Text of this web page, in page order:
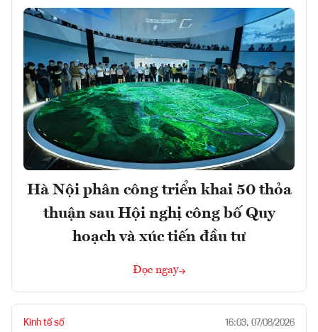
Hà Nội phân công triển khai 50 thỏa
thuận sau Hội nghị công bố Quy
hoạch và xúc tiến đầu tư
Đọc ngay
Kinh tế số 16:03, 07/08/2026